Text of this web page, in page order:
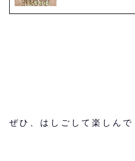
ぜひ、はしごして楽しんで